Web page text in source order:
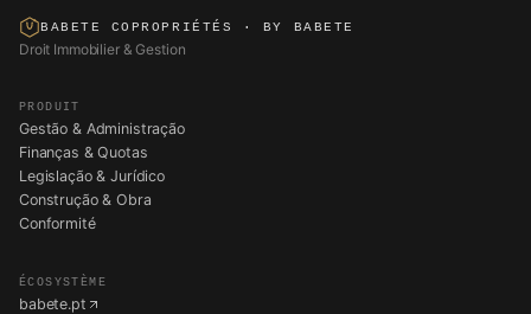
BABETE COPROPRIÉTÉS · BY BABETE
Droit Immobilier & Gestion
PRODUIT
Gestão & Administração
Finanças & Quotas
Legislação & Jurídico
Construção & Obra
Conformité
ÉCOSYSTÈME
babete.pt